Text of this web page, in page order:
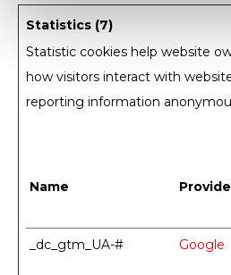
Statistics (7)
Statistic cookies help website
how visitors interact with
reporting information
Name
_dc_gtm_UA-# Google